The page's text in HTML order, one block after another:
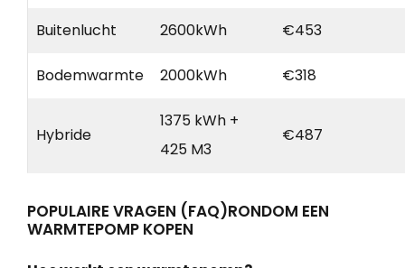
Buitenlucht 2600kWh €453
Bodemwarmte 2000kWh €318
Hybride
1375 kWh +
425 M3
€487
POPULAIRE VRAGEN (FAQ)RONDOM EEN
WARMTEPOMP KOPEN